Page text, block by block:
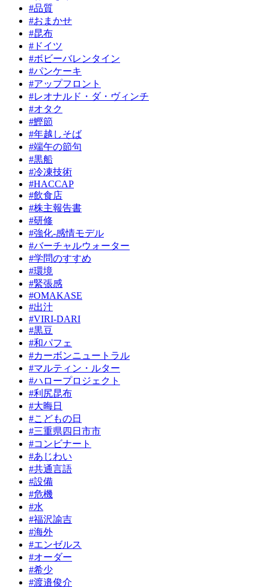
#品質
#おまかせ
#昆布
#ドイツ
#ボビーバレンタイン
#パンケーキ
#アップフロント
#レオナルド・ダ・ヴィンチ
#オタク
#鰹節
#年越しそば
#端午の節句
#黒船
#冷凍技術
#HACCAP
#飲食店
#株主報告書
#研修
#強化-感情モデル
#バーチャルウォーター
#学問のすすめ
#環境
#緊張感
#OMAKASE
#出汁
#VIRI-DARI
#黒豆
#和パフェ
#カーボンニュートラル
#マルティン・ルター
#ハロープロジェクト
#利尻昆布
#大晦日
#こどもの日
#三重県四日市市
#コンビナート
#あじわい
#共通言語
#設備
#危機
#水
#福沢諭吉
#海外
#エンゼルス
#オーダー
#希少
#渡邉俊介